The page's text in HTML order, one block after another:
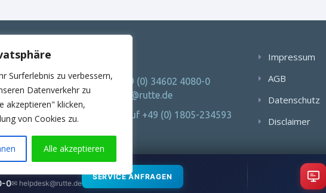
Surferlebnis zu verbessern,
Datenverkehr zu
akzeptieren" klicken,
von Cookies zu.
Alle akzeptieren
GmbH
Telefon: +49 (0) 34602 4080-0
E-Mail: info@rutte.de
24Std. Notruf +49 (0) 1805-234593
Impressum
AGB
Datenschutz
Disclaimer
GmbH.
0✉ helpdesk@rutte.de
SERVICE ANFRAGEN